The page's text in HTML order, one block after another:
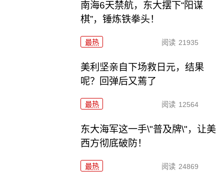
南海6天禁航，东大摆下“阳谋
棋”，锤炼铁拳头！
最热 阅读 21935
美利坚亲自下场救日元，结果
呢？回弹后又蔫了
最热 阅读 12564
东大海军这一手\"普及牌\"，让美
西方彻底破防！
最热 阅读 24869